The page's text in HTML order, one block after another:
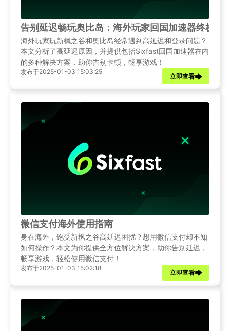
告别延迟畅玩奥比岛：海外玩家回国加速器终极指
海外玩家玩新枫之谷和奥比岛经常遇到高延迟和登录问题？
本文分析了高延迟原因，并提供包括Sixfast回国加速器在内
的多种解决方案，助你告别卡顿，畅享游戏！
发布于2025-01-03 15:03:25
立即查看
微信支付海外使用指南
身在海外，饱受新枫之谷高延迟困扰？想用微信支付却不知
如何操作？本文为你提供全方位解决方案，助你告别延迟，
畅享游戏，轻松使用微信支付！
发布于2025-01-03 15:02:18
立即查看